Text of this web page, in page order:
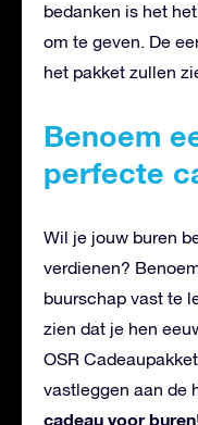
bedanken is het
om te geven. De
het pakket zullen
Benoem
perfecte
Wil je jouw buren
verdienen?
buurschap vast te
zien dat je hen
OSR
vastleggen aan de
cadeau voor buren!